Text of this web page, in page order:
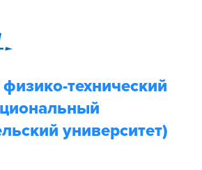
технический
университет)